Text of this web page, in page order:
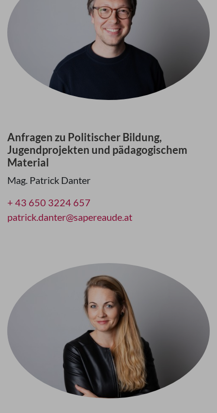
Anfragen zu Politischer Bildung,
Jugendprojekten und pädagogischem
Material
Mag. Patrick Danter
+ 43 650 3224 657
patrick.danter@sapereaude.at